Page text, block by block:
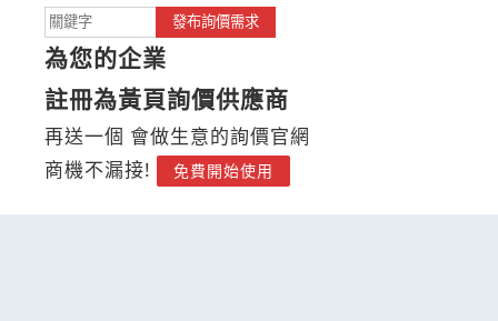
發布詢價需求
為您的企業
註冊為黃頁詢價供應商
再送一個 會做生意的詢價官網
商機不漏接!
免費開始使用